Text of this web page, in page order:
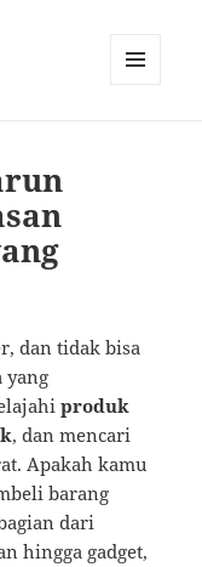
dan tidak bisa
yang
produk
, dan mencari
Apakah kamu
barang
dari
hingga gadget,